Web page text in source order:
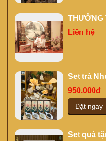
THƯỞNG
THƠI
Liên hệ
Set trà
950.000đ
Đặt ngay
Set quà